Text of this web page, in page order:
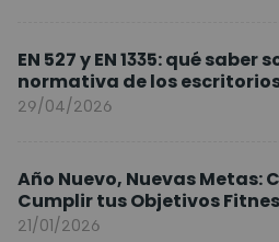
EN 527 y EN 1335: qué saber
normativa de los
y sillas ergonómicas
29/04/2026
Año Nuevo, Nuevas Metas:
Cumplir tus Objetivos
Entrenando en Casa
21/01/2026